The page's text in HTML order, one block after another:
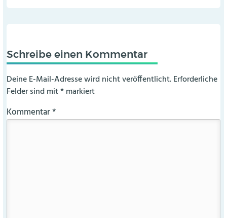
Schreibe einen Kommentar
Deine E-Mail-Adresse wird nicht veröffentlicht. Erforderliche
Felder sind mit*markiert
Kommentar*